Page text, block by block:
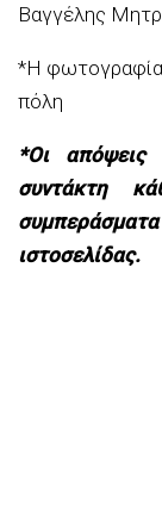
Βαγγέλης
*Η φωτογραφία
πόλη
*Οι απόψεις
συντάκτη
ιστοσελίδας.